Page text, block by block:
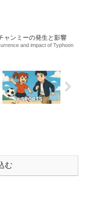
ャンミーの発生と影響
and impact of Typhoon
む